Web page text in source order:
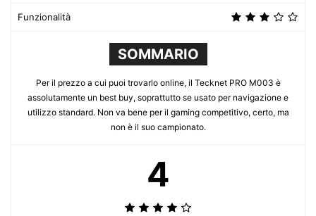
Funzionalità
SOMMARIO
Per il prezzo a cui puoi trovarlo online, il Tecknet PRO M003 è
assolutamente un best buy, soprattutto se usato per navigazione e
utilizzo standard. Non va bene per il gaming competitivo, certo, ma
non è il suo campionato.
4